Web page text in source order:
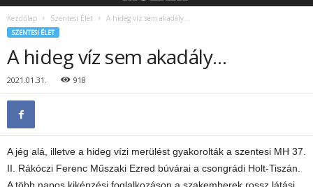
Kezdőlap Szentesi Élet A hideg víz sem akadály…
SZENTESI ÉLET
A hideg víz sem akadály…
2021.01.31. 918
A jég alá, illetve a hideg vízi merülést gyakorolták a szentesi MH 37.
II. Rákóczi Ferenc Műszaki Ezred búvárai a csongrádi Holt-Tiszán.